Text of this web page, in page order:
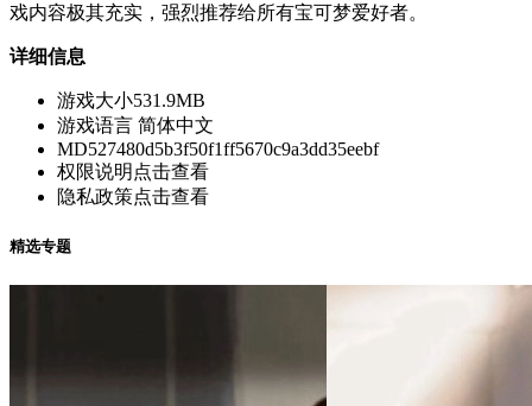
戏内容极其充实，强烈推荐给所有宝可梦爱好者。
详细信息
游戏大小531.9MB
游戏语言 简体中文
MD527480d5b3f50f1ff5670c9a3dd35eebf
权限说明 点击查看
隐私政策点击查看
精选专题